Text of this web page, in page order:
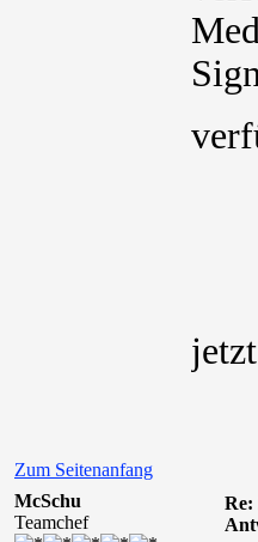
Zum Seitenanfang
McSchu
Teamchef
Re: